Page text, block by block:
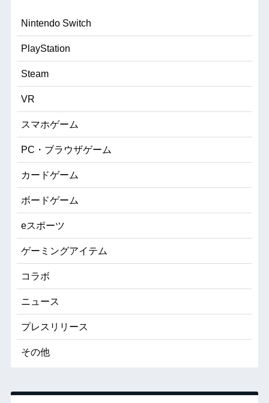
Nintendo Switch
PlayStation
Steam
VR
スマホゲーム
PC・ブラウザゲーム
カードゲーム
ボードゲーム
eスポーツ
ゲーミングアイテム
コラボ
ニュース
プレスリリース
その他